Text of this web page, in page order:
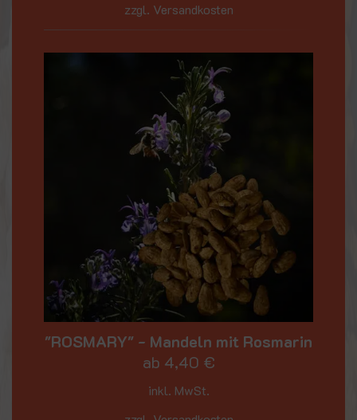
zzgl. Versandkosten
"ROSMARY" - Mandeln mit Rosmarin
ab 4,40 €
inkl. MwSt.